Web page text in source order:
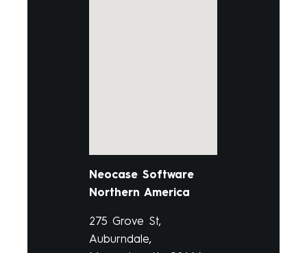
Neocase Software
Northern America
275 Grove St,
Auburndale,